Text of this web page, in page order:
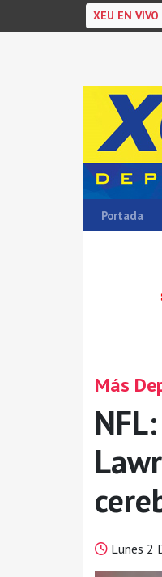
XEU EN VIVO
Portada
Más
Lunes 2